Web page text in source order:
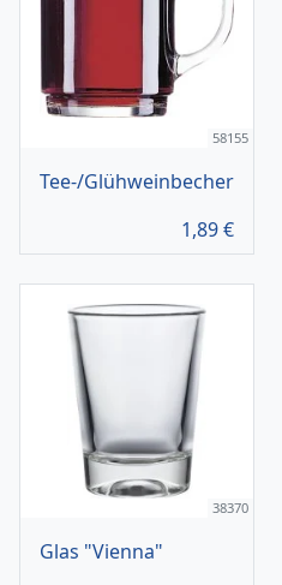
58155
Tee-/Glühweinbecher
1,89€
38370
Glas "Vienna"